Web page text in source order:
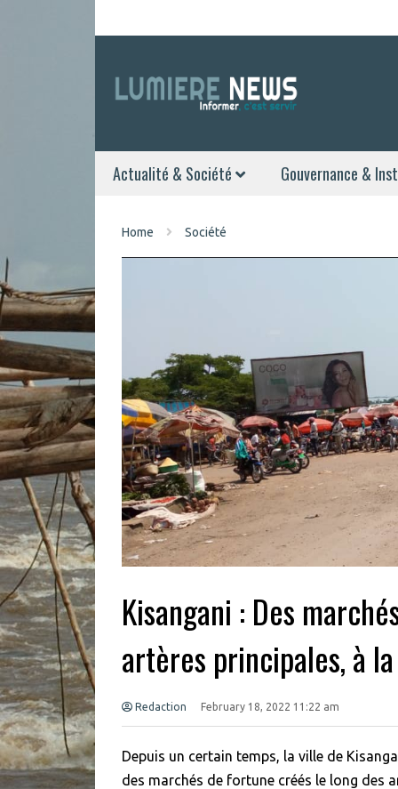
Actualité & Société Gouvernance &
Home Société
Kisangani : Des
artères principales, à
Redaction February 18, 2022 11:22 am
Depuis un certain temps, la ville de
des marchés de fortune créés le long des